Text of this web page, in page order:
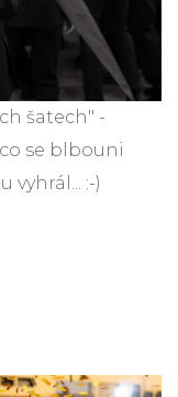
šatech" -
se blbouni
vyhrál... :-)